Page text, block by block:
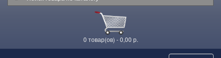
0 товар(ов) - 0,00 р.